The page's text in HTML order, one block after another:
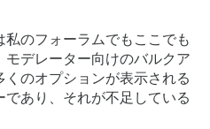
のフォーラムでもここでも
モデレーター向けのバルクア
のオプションが表示される
あり、それが不足している